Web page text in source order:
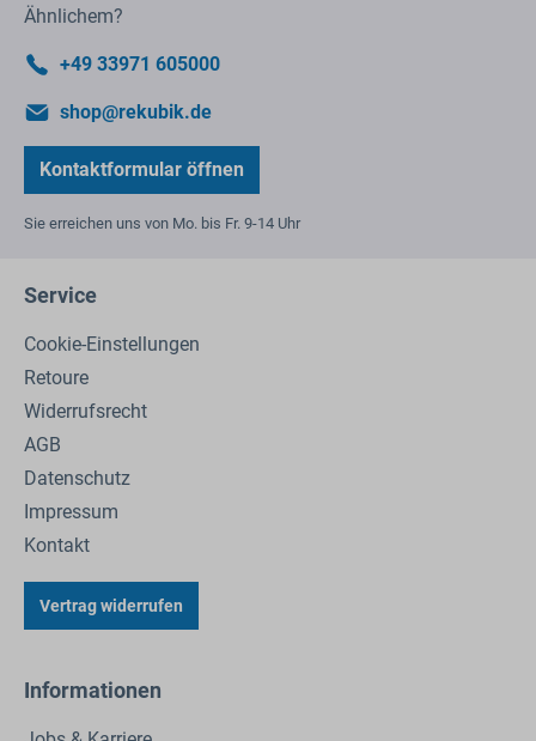
Ähnlichem?
+49 33971 605000
shop@rekubik.de
Kontaktformular öffnen
Sie erreichen uns von Mo. bis Fr. 9-14 Uhr
Service
Cookie-Einstellungen
Retoure
Widerrufsrecht
AGB
Datenschutz
Impressum
Kontakt
Vertrag widerrufen
Informationen